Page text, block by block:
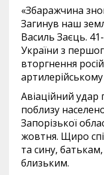
«Збаражчина
Загинув наш
Василь Заєць.
України з
вторгнення
артилерійському
Авіаційний удар
поблизу
Запорізької
жовтня. Щиро
та сину,
близьким.